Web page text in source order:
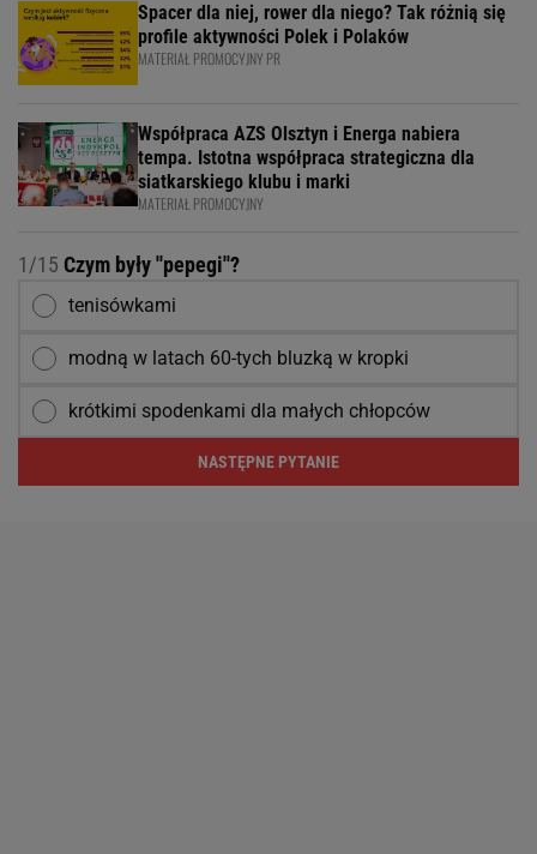
Spacer dla niej, rower dla niego? Tak różnią się
profile aktywności Polek i Polaków
MATERIAŁ PROMOCYJNY PR
Współpraca AZS Olsztyn i Energa nabiera
tempa. Istotna współpraca strategiczna dla
siatkarskiego klubu i marki
MATERIAŁ PROMOCYJNY
1/15 Czym były ''pepegi''?
tenisówkami
modną w latach 60-tych bluzką w kropki
krótkimi spodenkami dla małych chłopców
NASTĘPNE PYTANIE